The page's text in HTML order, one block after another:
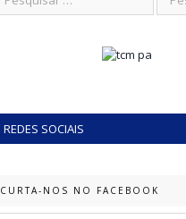
REDES SOCIAIS
CURTA-NOS NO FACEBOOK